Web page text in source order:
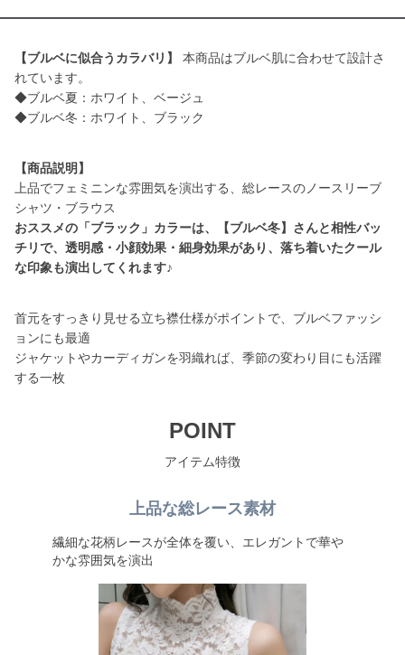
【ブルベに似合うカラバリ】
本商品はブルベ肌に合わせて設計さ
れています。
◆ブルベ夏：ホワイト、ベージュ
◆ブルベ冬：ホワイト、ブラック
【商品説明】
上品でフェミニンな雰囲気を演出する、総レースのノースリーブ
おススメの「ブラック」カラーは、【ブルベ冬】さんと相性バッ
チリで、透明感・小顔効果・細身効果があり、落ち着いたクール
な印象も演出してくれます♪
首元をすっきり見せる立ち襟仕様がポイントで、ブルベファッシ
ョンにも最適
ジャケットやカーディガンを羽織れば、季節の変わり目にも活躍
する一枚
POINT
アイテム特徴
上品な総レース素材
繊細な花柄レースが全体を覆い、エレガントで華や
かな雰囲気を演出